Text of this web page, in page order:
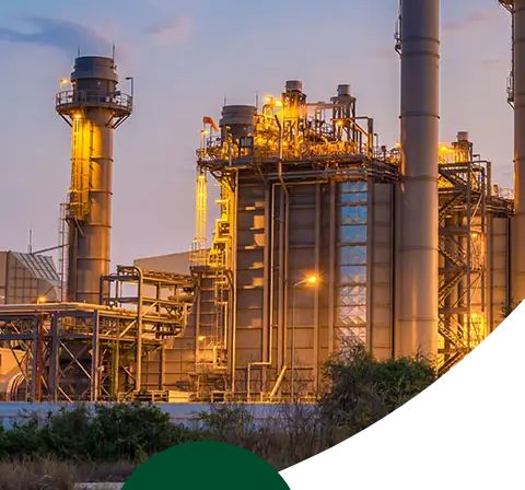
Stof
Handheld stofmeters
Persoonlijke stofmonitoren
Stationaire stofmeters
Verplaatsbare stofmeters
Ultrafijnstofmeters
Luchtbemonstering
Filters en adsorptiebuizen
Asbest
Flowkalibratie
Luchtbemonsteringspomp